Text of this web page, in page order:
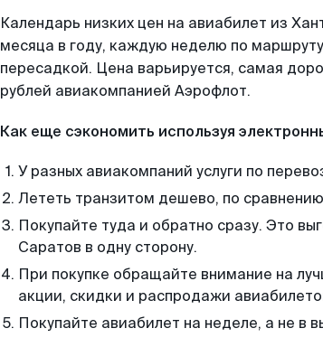
Календарь низких цен на авиабилет из
месяца в году, каждую неделю по
пересадкой. Цена варьируется, самая
рублей авиакомпанией Аэрофлот.
Как еще сэкономить используя
У разных авиакомпаний услуги по
Лететь транзитом дешево, по
Покупайте туда и обратно сразу. Это
Саратов в одну сторону.
При покупке обращайте внимание на
акции, скидки и распродажи
Покупайте авиабилет на неделе, а не в